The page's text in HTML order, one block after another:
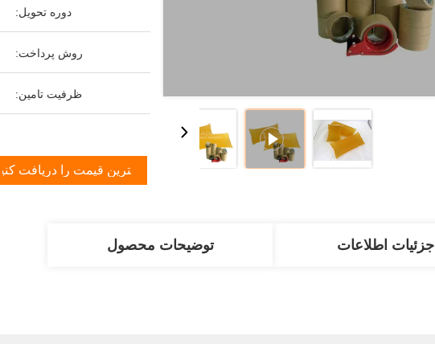
دوره تحویل:
روش پرداخت:
ظرفیت تامین:
بهترین قیمت را دریافت کنید
جزئیات اطلاعات توضیحات محصول